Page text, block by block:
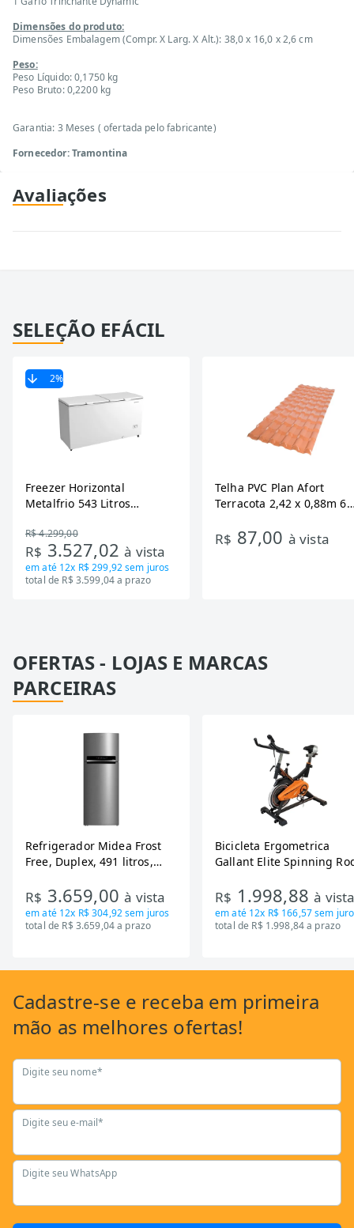
Dimensões do produto:
Dimensões Embalagem (Compr. X Larg. X Alt.): 38,0 x 16,0 x 2,6 cm
Peso:
Peso Líquido: 0,1750 kg
Peso Bruto: 0,2200 kg
Garantia: 3 Meses ( ofertada pelo fabricante)
Fornecedor: Tramontina
Avaliações
SELEÇÃO EFÁCIL
2%
Freezer Horizontal
Metalfrio 543 Litros
Tecnologia Inverter, Branco,
Bivolt
R$ 4.299,00
R$ 3.527,02à vista
em até 12x R$ 299,92sem juros
total de R$ 3.599,04 a prazo
Telha PVC Plan Afort
Terracota 2,42 x 0,88m 6
R$ 87,00 à vista
OFERTAS - LOJAS E MARCAS
PARCEIRAS
Refrigerador Midea Frost
Free, Duplex, 491 litros,
RT650EVK463)
R$ 3.659,00à vista
em até 12x R$ 304,92sem juros
total de R$ 3.659,04 a prazo
Bicicleta Ergometrica
Gallant Elite Spinning
Mecanica GSB13HBTA-PT
R$ 1.998,88à
em até 12x R$ 166,57sem
total de R$ 1.998,84 a prazo
Cadastre-se e receba em primeira
mão as melhores ofertas!
Digite seu nome*
Digite seu e-mail*
Digite seu WhatsApp